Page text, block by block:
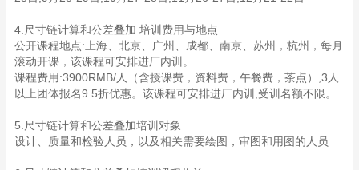
4.尺寸链计算和公差叠加 培训费用与地点
公开课程地点:上海、北京、广州、成都、南京、苏州，杭州，每月
滚动开课，该课程可安排进厂内训。
课程费用:3900RMB/人（含授课费，资料费，午餐费，茶点）,3人
以上团体报名9.5折优惠。该课程可安排进厂内训,受训名额不限。
5.尺寸链计算和公差叠加培训对象
设计、质量和检验人员，以及相关需要绘图，审图和用图的人员